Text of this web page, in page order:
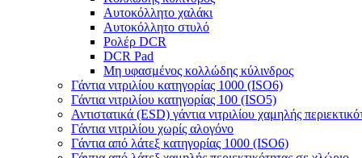
Αυτοκόλλητο χαλάκι
Αυτοκόλλητο στυλό
Ρολέρ DCR
DCR Pad
Μη υφασμένος κολλώδης κύλινδρος
Γάντια νιτριλίου κατηγορίας 1000 (ISO6)
Γάντια νιτριλίου κατηγορίας 100 (ISO5)
Αντιστατικά (ESD) γάντια νιτριλίου χαμηλής
Γάντια νιτριλίου χωρίς αλογόνο
Γάντια από λάτεξ κατηγορίας 1000 (ISO6)